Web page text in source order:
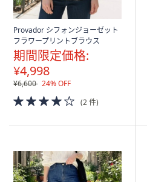
Provador シフォンジョーゼット
フラワープリントブラウス
期間限定価格:
¥4,998
¥6,600 24% OFF
4.0
of
(2 件)